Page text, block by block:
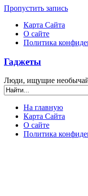
Пропустить запись
Карта Сайта
О сайте
Политика
Гаджеты
Люди, ищущие
На главную
Карта Сайта
О сайте
Политика